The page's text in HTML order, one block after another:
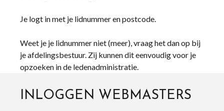
Je logt in met je lidnummer en postcode.
Weet je je lidnummer niet (meer), vraag het dan op bij
je afdelingsbestuur. Zij kunnen dit eenvoudig voor je
opzoeken in de ledenadministratie.
INLOGGEN WEBMASTERS